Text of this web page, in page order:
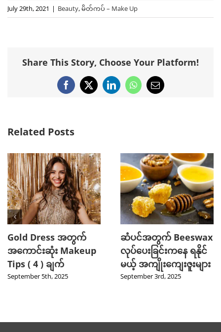
July 29th, 2021 | Beauty,မိတ်ကပ် – Make Up
Share This Story, Choose Your Platform!
Facebook
X LinkedInWhatsApp
Email
Related Posts
Gold Dress အတွက်
အကောင်းဆုံး Makeup
Tips ( 4 ) ချက်
September 5th, 2025
ဆံပင်အတွက် Beeswax
လုပ်ပေးခြင်းကနေ ရနိုင်
မယ့် အကျိုးကျေးဇူးများ
September 3rd, 2025